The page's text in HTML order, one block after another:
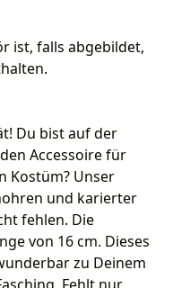
ist, falls abgebildet,
Du bist auf der
Accessoire für
Kostüm? Unser
und karierter
fehlen. Die
von 16 cm. Dieses
zu Deinem